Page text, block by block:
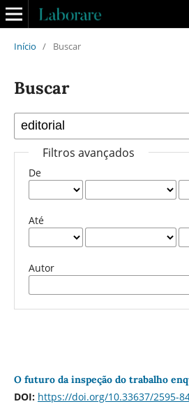
Início / Buscar
Buscar
Filtros avançados
De
Até
Autor
O futuro da inspeção do trabalho
DOI: https://doi.org/10.33637/2595-